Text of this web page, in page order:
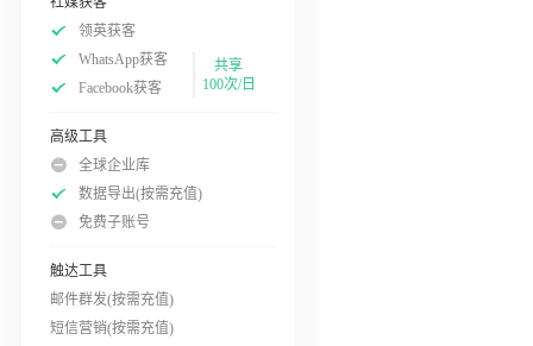
领英获客
WhatsApp获客
Facebook获客
共享
100次/日
高级工具
全球企业库
数据导出(按需充值)
免费子账号
触达工具
邮件群发(按需充值)
短信营销(按需充值)